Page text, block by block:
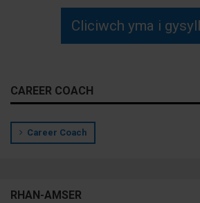
Cliciwch yma i
CAREER COACH
Career Coach
RHAN-AMSER